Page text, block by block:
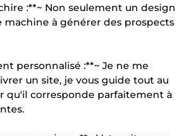
:**~ Non seulement un design
machine à générer des prospects
personnalisé :**~ Je ne me
un site, je vous guide tout au
qu'il corresponde parfaitement à